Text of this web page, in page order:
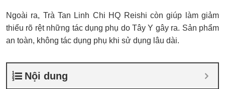
Ngoài ra, Trà Tan Linh Chi HQ Reishi còn giúp làm giảm
thiểu rõ rệt những tác dụng phụ do Tây Y gây ra. Sản phẩm
an toàn, không tác dụng phụ khi sử dụng lâu dài.
Nội dung